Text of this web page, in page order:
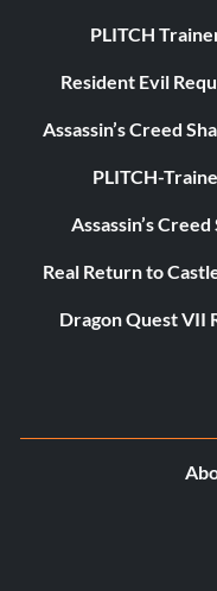
PLITCH
Resident Evil
Assassin’s Creed
PLITCH-
Assassin’s
Real Return to
Dragon Quest VII